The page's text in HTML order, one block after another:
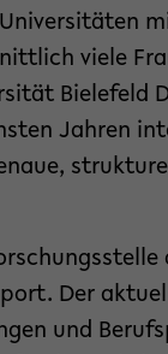
viele
Bielefeld
Jahren
Der
und